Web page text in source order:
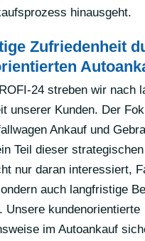
hinausgeht.
Zufriedenheit
24 streben wir nach
unserer Kunden. Der
Ankauf und
Teil dieser
nur daran interessiert,
auch langfristige
Unsere kundenorientierte
im Autoankauf